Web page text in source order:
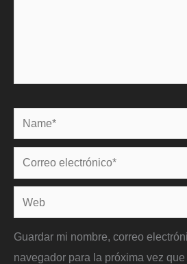
Name*
Correo
electrónico*
Web
Guardar mi nombre, correo
navegador para la próxima vez